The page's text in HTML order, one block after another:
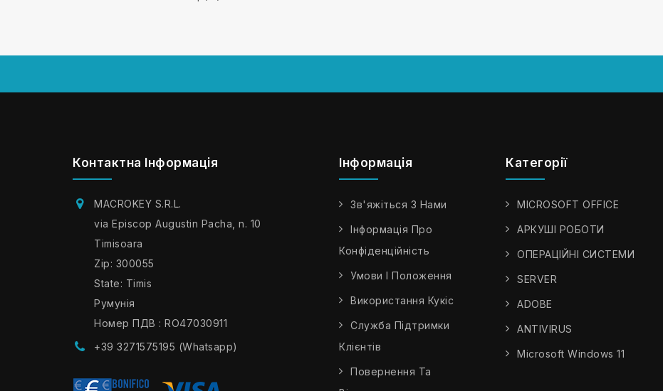
Контактна Інформація
MACROKEY S.R.L.
via Episcop Augustin Pacha, n. 10
Timisoara
Zip: 300055
State: Timis
Румунія
Номер ПДВ : RO47030911
+39 3271575195 (Whatsapp)
Інформація
Зв'яжіться З Нами
Інформація Про
Конфіденційність
Умови І Положення
Використання Кукіс
Служба Підтримки
Клієнтів
Повернення Та
Категорії
MICROSOFT OFFICE
АРКУШІ РОБОТИ
ОПЕРАЦІЙНІ СИСТЕМИ
SERVER
ADOBE
ANTIVIRUS
Microsoft Windows 11